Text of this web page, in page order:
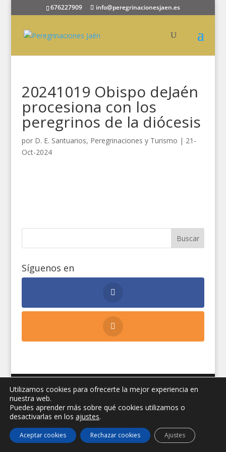
676227909 info@peregrinacionesjaen.es
20241019 Obispo deJaén
procesiona con los
peregrinos de la diócesis
por D. E. Santuarios, Peregrinaciones y Turismo | 21-
Oct-2024
Síguenos en
Secretariado E. de Turismo y Peregrinaciones
Diócesis de Jaén
legal|Privacidad|Cookies| Diseño web:Manuel
Utilizamos cookies para ofrecerte la mejor experiencia en
nuestra web.
Puedes aprender más sobre qué cookies utilizamos o
desactivarlas en los ajustes.
Aceptar cookies Rechazar cookies Ajustes